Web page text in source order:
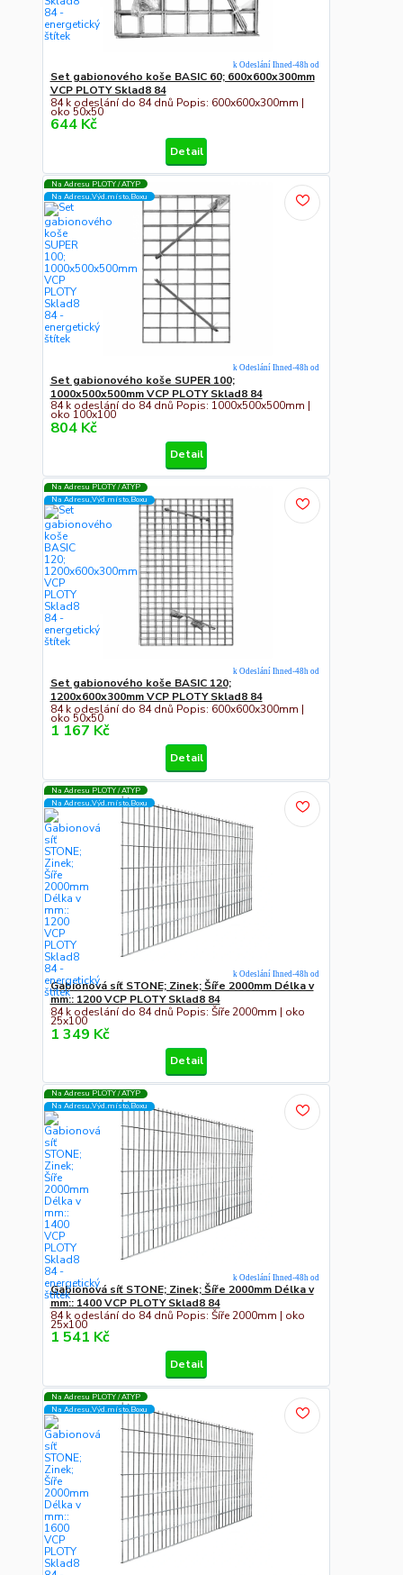
Set gabionového koše BASIC 60; 600x600x300mm
VCP PLOTY Sklad8 84
84 k odeslání do 84 dnů Popis: 600x600x300mm |
oko 50x50
644 Kč
k Odeslání Ihned-48h od
Detail
Na Adresu PLOTY / ATYP
Na Adresu,Výd.místo,Boxu
Set gabionového koše SUPER 100;
1000x500x500mm VCP PLOTY Sklad8 84
84 k odeslání do 84 dnů Popis: 1000x500x500mm |
oko 100x100
804 Kč
k Odeslání Ihned-48h od
Detail
Na Adresu PLOTY / ATYP
Na Adresu,Výd.místo,Boxu
Set gabionového koše BASIC 120;
1200x600x300mm VCP PLOTY Sklad8 84
84 k odeslání do 84 dnů Popis: 600x600x300mm |
oko 50x50
1 167 Kč
k Odeslání Ihned-48h od
Detail
Na Adresu PLOTY / ATYP
Na Adresu,Výd.místo,Boxu
Gabionová síť STONE; Zinek; Šíře 2000mm Délka v
mm:: 1200 VCP PLOTY Sklad8 84
84 k odeslání do 84 dnů Popis: Šíře 2000mm | oko
25x100
1 349 Kč
k Odeslání Ihned-48h od
Detail
Na Adresu PLOTY / ATYP
Na Adresu,Výd.místo,Boxu
Gabionová síť STONE; Zinek; Šíře 2000mm Délka v
mm:: 1400 VCP PLOTY Sklad8 84
84 k odeslání do 84 dnů Popis: Šíře 2000mm | oko
25x100
1 541 Kč
k Odeslání Ihned-48h od
Detail
Na Adresu PLOTY / ATYP
Na Adresu,Výd.místo,Boxu